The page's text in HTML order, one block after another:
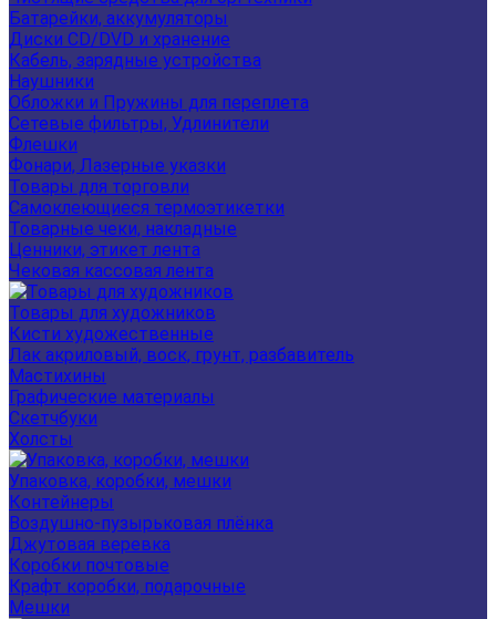
Батарейки, аккумуляторы
Диски CD/DVD и хранение
Кабель, зарядные устройства
Наушники
Обложки и Пружины для переплета
Сетевые фильтры, Удлинители
Флешки
Фонари, Лазерные указки
Товары для торговли
Самоклеющиеся термоэтикетки
Товарные чеки, накладные
Ценники, этикет лента
Чековая кассовая лента
Товары для художников
Кисти художественные
Лак акриловый, воск, грунт, разбавитель
Мастихины
Графические материалы
Скетчбуки
Холсты
Упаковка, коробки, мешки
Контейнеры
Воздушно-пузырьковая плёнка
Джутовая веревка
Коробки почтовые
Крафт коробки, подарочные
Мешки